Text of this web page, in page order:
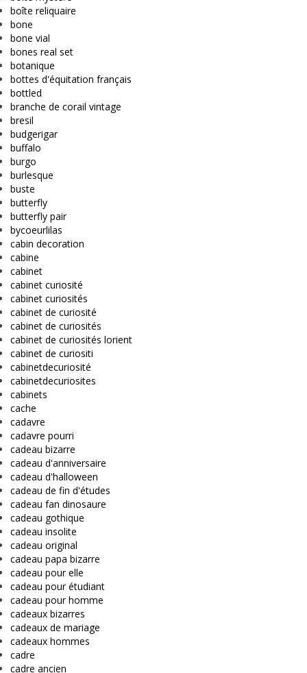
boîte reliquaire
bone
bone vial
bones real set
botanique
bottes d'équitation français
bottled
branche de corail vintage
bresil
budgerigar
buffalo
burgo
burlesque
buste
butterfly
butterfly pair
bycoeurlilas
cabin decoration
cabine
cabinet
cabinet curiosité
cabinet curiosités
cabinet de curiosité
cabinet de curiosités
cabinet de curiosités lorient
cabinet de curiositi
cabinetdecuriosité
cabinetdecuriosites
cabinets
cache
cadavre
cadavre pourri
cadeau bizarre
cadeau d'anniversaire
cadeau d'halloween
cadeau de fin d'études
cadeau fan dinosaure
cadeau gothique
cadeau insolite
cadeau original
cadeau papa bizarre
cadeau pour elle
cadeau pour étudiant
cadeau pour homme
cadeaux bizarres
cadeaux de mariage
cadeaux hommes
cadre
cadre ancien